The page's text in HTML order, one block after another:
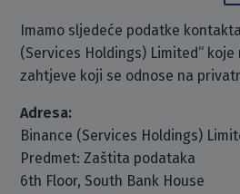
Imamo sljedeće podatke
(Services Holdings) Limited“
zahtjeve koji se odnose na
Adresa:
Binance (Services Holdings)
Predmet: Zaštita podataka
6th Floor, South Bank House